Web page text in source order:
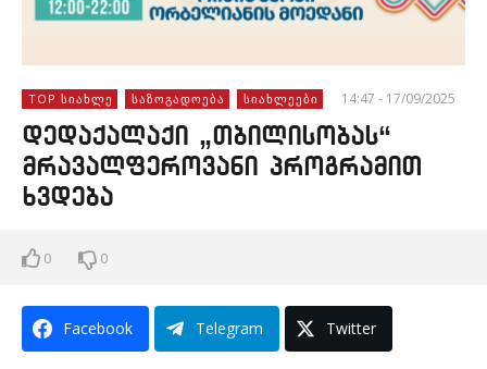
TOP ᲡᲘᲐᲮᲚᲔ ᲡᲐᲖᲝᲒᲐᲓᲝᲔᲑᲐ ᲡᲘᲐᲮᲚᲔᲔᲑᲘ 14:47 - 17/09/2025
დედაქალაქი „თბილისობას“
მრავალფეროვანი პროგრამით
ხვდება
0 0
Facebook Telegram Twitter